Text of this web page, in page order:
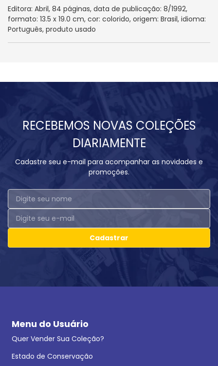
Editora: Abril, 84 páginas, data de publicação: 8/1992,
formato: 13.5 x 19.0 cm, cor: colorido, origem: Brasil, idioma:
Português, produto usado
RECEBEMOS NOVAS COLEÇÕES
DIARIAMENTE
Cadastre seu e-mail para acompanhar as novidades e
promoções.
Cadastrar
Menu do Usuário
Quer Vender Sua Coleção?
Estado de Conservação